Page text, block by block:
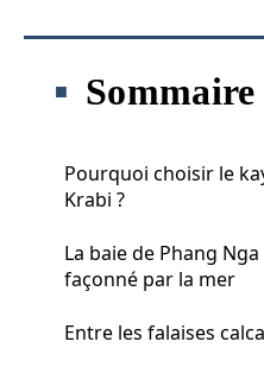
Sommaire
Pourquoi choisir le
Krabi ?
La baie de Phang
façonné par la mer
Entre les falaises